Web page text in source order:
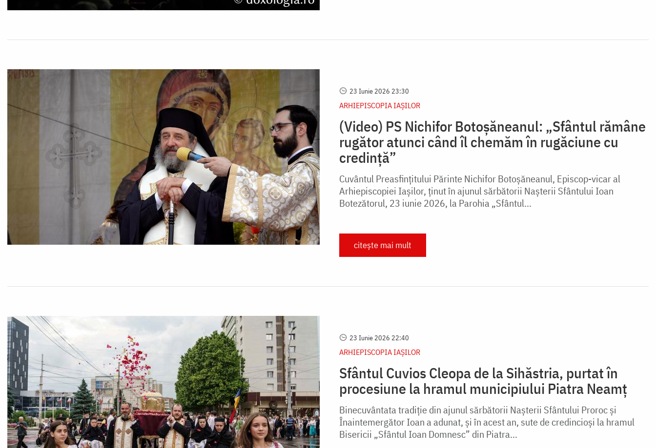
23 Iunie 2026 23:30
ARHIEPISCOPIA IAŞILOR
(Video) PS Nichifor Botoșăneanul: „Sfântul rămâne
rugător atunci când îl chemăm în rugăciune cu
credință”
Cuvântul Preasfințitului Părinte Nichifor Botoșăneanul, Episcop-vicar al
Arhiepiscopiei Iașilor, ținut în ajunul sărbătorii Nașterii Sfântului Ioan
Botezătorul, 23 iunie 2026, la Parohia „Sfântul...
citește mai mult
23 Iunie 2026 22:40
ARHIEPISCOPIA IAŞILOR
Sfântul Cuvios Cleopa de la Sihăstria, purtat în
procesiune la hramul municipiului Piatra Neamț
Binecuvântata tradiție din ajunul sărbătorii Nașterii Sfântului Proroc și
Înaintemergător Ioan a adunat, și în acest an, sute de credincioși la hramul
Bisericii „Sfântul Ioan Domnesc” din Piatra...